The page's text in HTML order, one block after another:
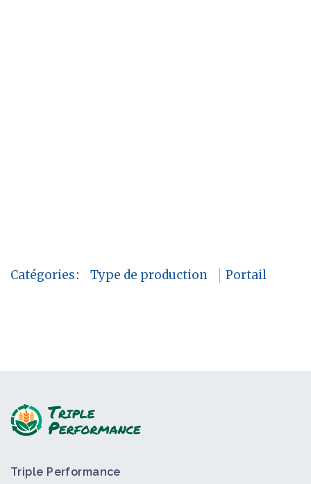
Catégories: Type de production Portail
Triple Performance